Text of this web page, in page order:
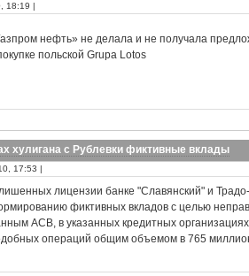
18:19 |
нефть» не делала и не получала
польской Grupa Lotos
хулигана с Рублевки фиктивные вклады
17:53 |
лицензии банке "Славянский" и
фиктивных вкладов с целью
АСВ, в указанных кредитных
операций общим объемом в 765